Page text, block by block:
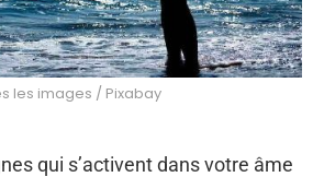
les images / Pixabay
qui s’activent dans votre âme